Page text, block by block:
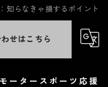
知らなきゃ損するポイント
せはこちら
モータースポーツ応援